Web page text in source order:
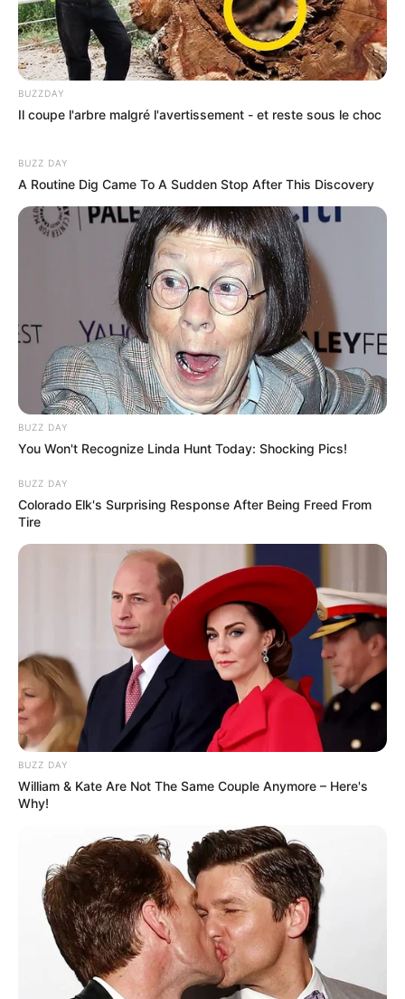
BUZZDAY
Il coupe l'arbre malgré l'avertissement - et reste sous le choc
BUZZ DAY
A Routine Dig Came To A Sudden Stop After This Discovery
BUZZ DAY
You Won't Recognize Linda Hunt Today: Shocking Pics!
BUZZ DAY
Colorado Elk's Surprising Response After Being Freed From
Tire
BUZZ DAY
William & Kate Are Not The Same Couple Anymore – Here's
Why!